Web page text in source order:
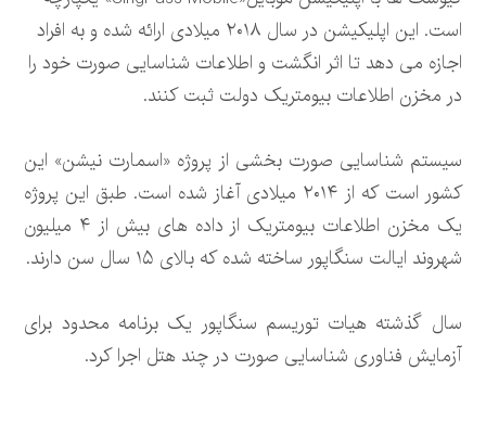
است. این اپلیکیشن در سال ۲۰۱۸ میلادی ارائه شده و به افراد
اجازه می دهد تا اثر انگشت و اطلاعات شناسایی صورت خود را
در مخزن اطلاعات بیومتریک دولت ثبت کنند.
سیستم شناسایی صورت بخشی از پروژه «اسمارت نیشن» این
کشور است که از ۲۰۱۴ میلادی آغاز شده است. طبق این پروژه
یک مخزن اطلاعات بیومتریک از داده های بیش از ۴ میلیون
شهروند ایالت سنگاپور ساخته شده که بالای ۱۵ سال سن دارند.
سال گذشته هیات توریسم سنگاپور یک برنامه محدود برای
آزمایش فناوری شناسایی صورت در چند هتل اجرا کرد.